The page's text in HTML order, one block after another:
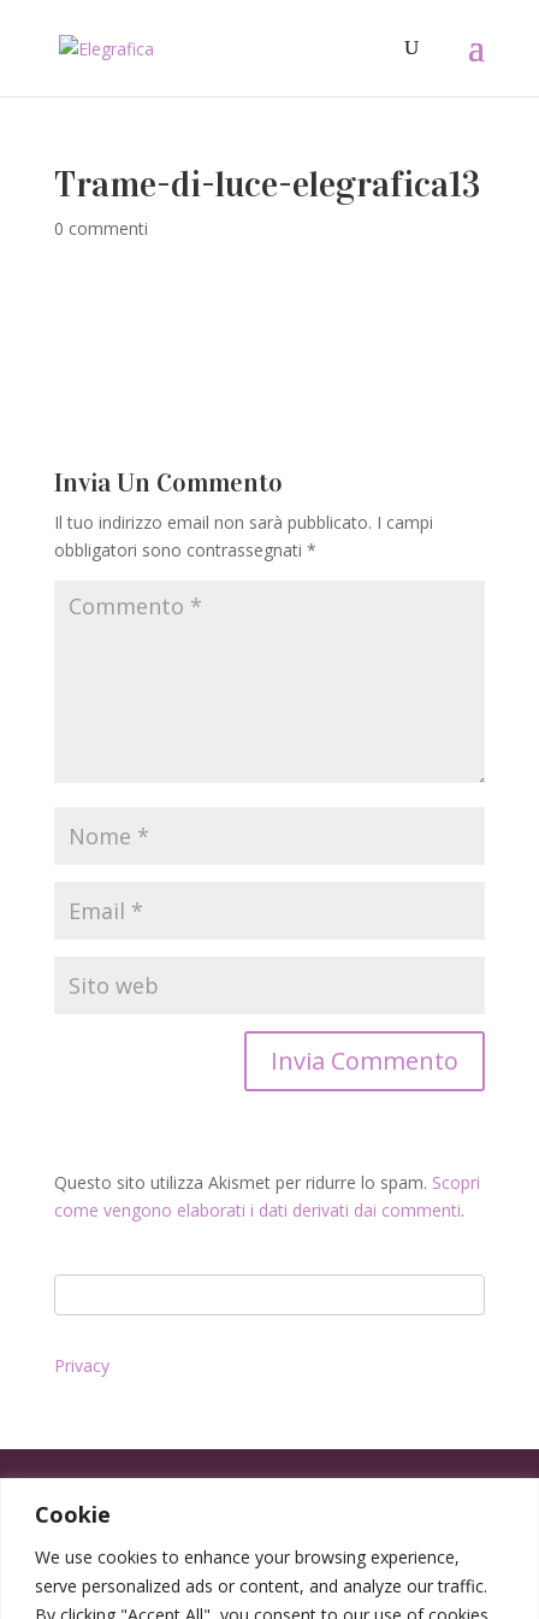
Cookie
We use cookies to enhance your browsing experience,
serve personalized ads or content, and analyze our traffic.
By clicking "Accept All", you consent to our use of cookies.
Trame-di-luce-elegrafica13
0 commenti
Invia Un Commento
Il tuo indirizzo email non sarà pubblicato. I campi
obbligatori sono contrassegnati *
Questo sito utilizza Akismet per ridurre lo spam. Scopri
come vengono elaborati i dati derivati dai commenti.
Privacy